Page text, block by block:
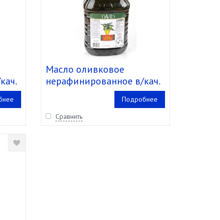
Масло оливковое
нерафинированное в/кач.
"David" пл.б.(5,1 кг/5 л) уп.
Подробнее
Сравнить